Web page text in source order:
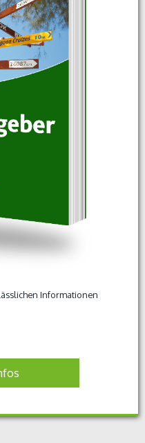
Informationen